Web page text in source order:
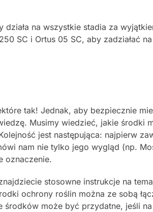
na wszystkie stadia za
SC i Ortus 05 SC, aby zadziałać na
tak! Jednak, aby bezpiecznie
Musimy wiedzieć, jakie środki
jest następująca: najpierw
nam nie tylko jego wygląd (np.
oznaczenie.
stosowne instrukcje na
ochrony roślin można ze sobą
środków może być przydatne, jeśli